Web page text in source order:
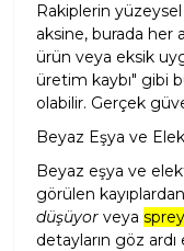
Rakiplerin
aksine, burada her
ürün veya eksik
üretim kaybı" gibi
olabilir. Gerçek
Beyaz Eşya ve
Beyaz eşya ve
görülen
düşüyor veya
detayların göz ardı